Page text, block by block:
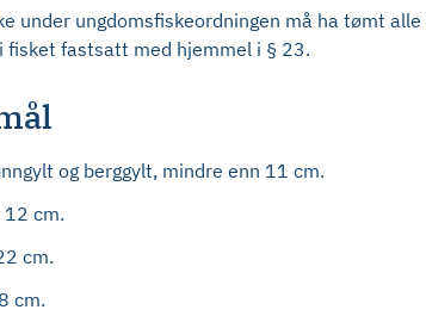
under ungdomsfiskeordningen må ha tømt
fastsatt med hjemmel i § 23.
og berggylt, mindre enn 11 cm.
12 cm.
cm.
cm.